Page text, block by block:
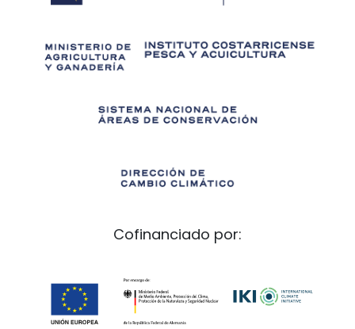
Cofinanciado por: